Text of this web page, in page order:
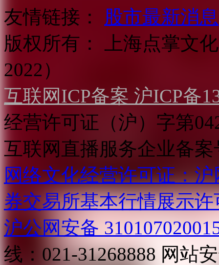
友情链接：
股市最新消息
版权所有：
上海点掌文
2022）
互联网ICP备案 沪ICP备
经营许可证（沪）字第
互联网直播服务企业备案
网络文化经营许可证：
券交易所基本行情展示许
沪公网安备
线：021-31268888 网站